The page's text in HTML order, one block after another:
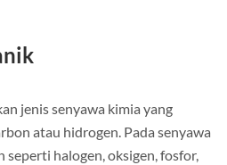
jenis senyawa kimia yang
atau hidrogen. Pada senyawa
halogen, oksigen, fosfor,